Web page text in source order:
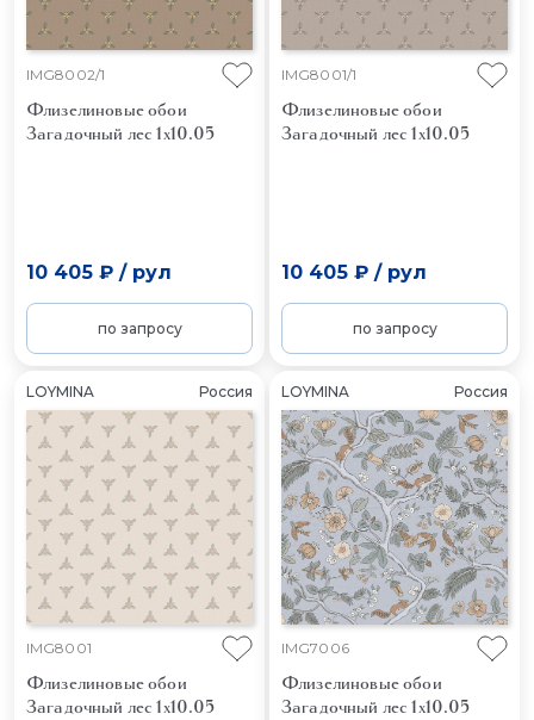
IMG8002/1
Флизелиновые обои
Загадочный лес 1x10.05
10 405 ₽/ рул
по запросу
IMG8001/1
Флизелиновые обои
Загадочный лес 1x10.05
10 405 ₽/ рул
по запросу
LOYMINA Россия
IMG8001
Флизелиновые обои
Загадочный лес 1x10.05
LOYMINA Россия
IMG7006
Флизелиновые обои
Загадочный лес 1x10.05